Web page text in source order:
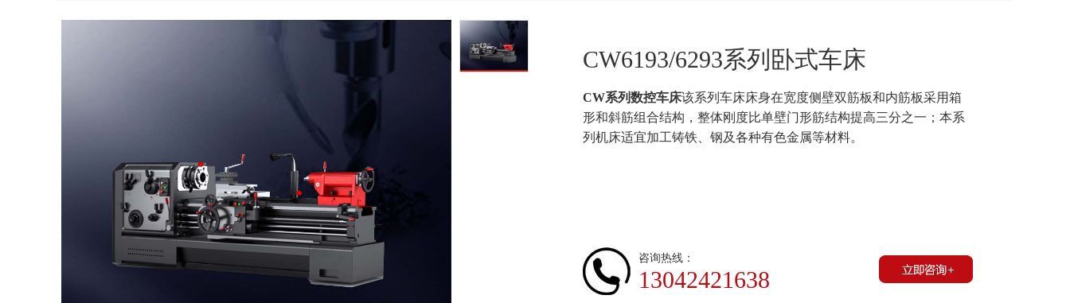
CW6193/6293系列卧式车床
CW系列数控车床该系列车床床身在宽度侧壁双筋板和内筋板采用箱
形和斜筋组合结构，整体刚度比单壁门形筋结构提高三分之一；本系
列机床适宜加工铸铁、钢及各种有色金属等材料。
咨询热线：
13042421638